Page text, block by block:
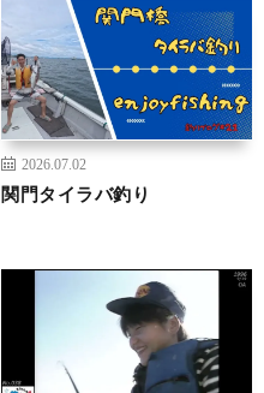
2026.07.02
関門タイラバ釣り